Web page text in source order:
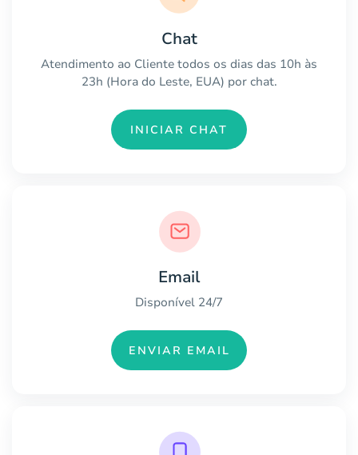
Chat
Atendimento ao Cliente todos os dias das 10h às
23h (Hora do Leste, EUA) por chat.
INICIAR CHAT
Email
Disponível 24/7
ENVIAR EMAIL